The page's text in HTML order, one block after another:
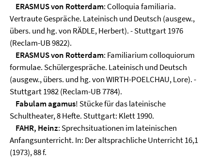
ERASMUS von Rotterdam: Colloquia familiaria.
Vertraute Gespräche. Lateinisch und Deutsch (ausgew.,
übers. und hg. von RÄDLE, Herbert). - Stuttgart 1976
(Reclam-UB 9822).
ERASMUS von Rotterdam: Familiarium colloquiorum
formulae. Schülergespräche. Lateinisch und Deutsch
(ausgew., übers. und hg. von WIRTH-POELCHAU, Lore). -
Stuttgart 1982 (Reclam-UB 7784).
Fabulam agamus! Stücke für das lateinische
Schultheater, 8 Hefte. Stuttgart: Klett 1990.
FAHR, Heinz: Sprechsituationen im lateinischen
Anfangsunterricht. In: Der altsprachliche Unterricht 16,1
(1973), 88 f.